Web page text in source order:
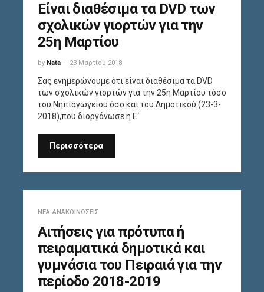
Είναι διαθέσιμα τα DVD των
σχολικών γιορτών για την
25η Μαρτίου
by Nata 23 Μαρτίου 2018
Σας ενημερώνουμε ότι είναι διαθέσιμα τα DVD
των σχολικών γιορτών για την 25η Μαρτίου τόσο
του Νηπιαγωγείου όσο και του Δημοτικού (23-3-
2018),που διοργάνωσε η Ε΄
Περισσότερα
ΝΈΑ-ΑΝΑΚΟΙΝΏΣΕΙΣ
Αιτήσεις για πρότυπα ή
πειραματικά δημοτικά και
γυμνάσια του Πειραιά για την
περίοδο 2018-2019